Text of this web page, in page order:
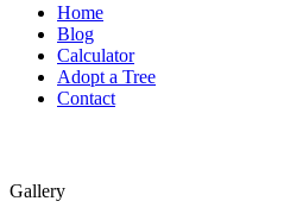
Home
Blog
Calculator
Adopt a Tree
Contact
Gallery